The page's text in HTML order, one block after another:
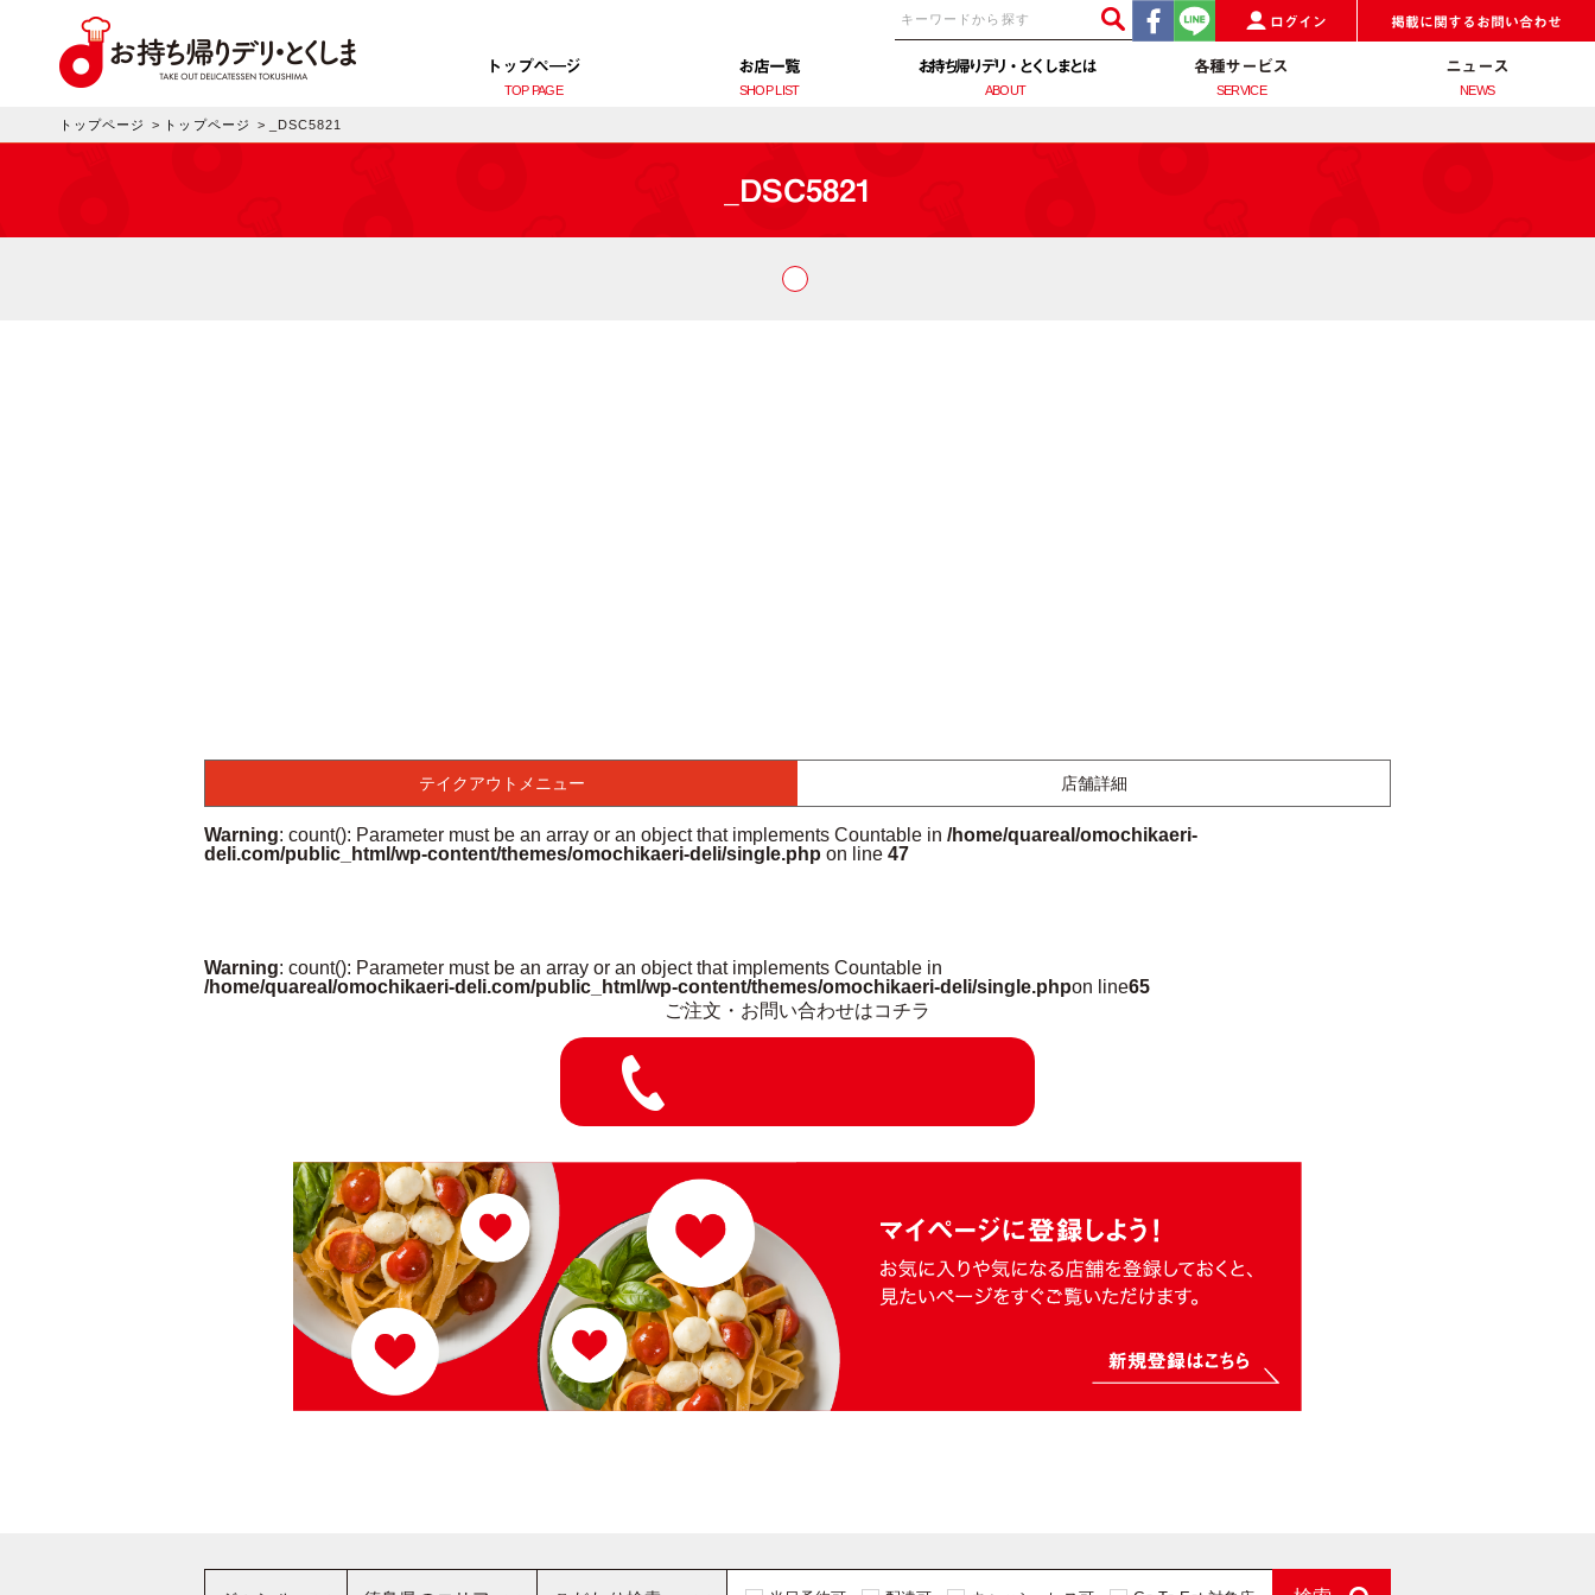
トップぺ―ジ
TOP PAGE
お店一覧
SHOP LIST
お持ち帰りデリ・とくしまとは
ABOUT
各種サービス
SERVICE
ニュース
NEWS
ログイン 掲載に関するお問い合わせ
トップページ > トップページ > _DSC5821
_DSC5821
テイクアウトメニュー 店舗詳細
Warning: count(): Parameter must be an array or an object that implements Countable in /home/quareal/omochikaeri-
deli.com/public_html/wp-content/themes/omochikaeri-deli/single.php on line 47
Warning: count(): Parameter must be an array or an object that implements Countable in
/home/quareal/omochikaeri-deli.com/public_html/wp-content/themes/omochikaeri-deli/single.phpon line65
ご注文・お問い合わせはコチラ